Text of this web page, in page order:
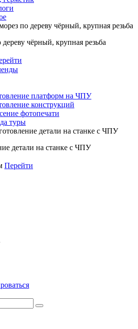
чёрный, крупная резьба
платформ на ЧПУ
конструкций
фотопечати
туры
детали на станке с ЧПУ
Перейти